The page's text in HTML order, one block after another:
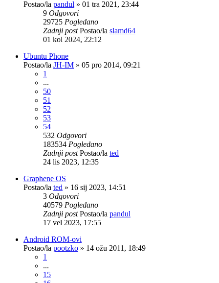
Postao/la pandul » 01 tra 2021, 23:44
9 Odgovori
29725 Pogledano
Zadnji postPostao/la slamd64
01 kol 2024, 22:12
Ubuntu Phone
Postao/la JH-IM » 05 pro 2014, 09:21
1
...
50
51
52
53
54
532 Odgovori
183534 Pogledano
Zadnji postPostao/la ted
24 lis 2023, 12:35
Graphene OS
Postao/la ted » 16 sij 2023, 14:51
3 Odgovori
40579 Pogledano
Zadnji postPostao/la pandul
17 vel 2023, 17:55
Android ROM-ovi
Postao/la pootzko » 14 ožu 2011, 18:49
1
...
15